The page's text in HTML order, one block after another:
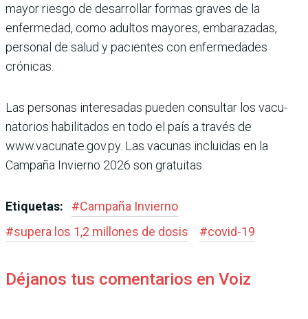
mayor riesgo de desarrollar formas gra­ves de la
enfermedad, como adultos mayores, embara­zadas,
personal de salud y pacientes con enfermeda­des
crónicas.
Las personas interesadas pueden consultar los vacu­
natorios habilitados en todo el país a través de
www.vacunate.gov.py. Las vacu­nas incluidas en la
Campaña Invierno 2026 son gratuitas.
Etiquetas: #Campaña Invierno
#supera los 1,2 millones de dosis #covid-19
Déjanos tus comentarios en Voiz